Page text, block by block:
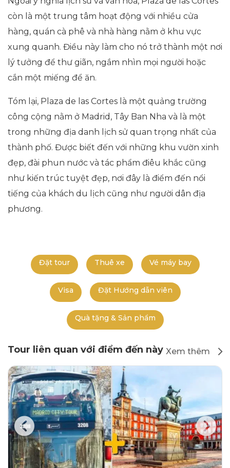
còn là một trung tâm hoạt động với nhiều cửa
hàng, quán cà phê và nhà hàng nằm ở khu vực
xung quanh. Điều này làm cho nó trở thành một nơi
lý tưởng để thư giãn, ngắm nhìn mọi người hoặc
cắn một miếng để ăn.
Tóm lại, Plaza de las Cortes là một quảng trường
công cộng nằm ở Madrid, Tây Ban Nha và là một
trong những địa danh lịch sử quan trọng nhất của
thành phố. Được biết đến với những khu vườn xinh
đẹp, đài phun nước và tác phẩm điêu khắc cũng
như kiến trúc tuyệt đẹp, nơi đây là điểm đến nổi
tiếng của khách du lịch cũng như người dân địa
phương.
Đặt tour Thuê xe Vé máy bay
Visa Đặt Hướng dẫn viên
Quà tặng & Sản phẩm
Tour liên quan với điểm đến này Xem thêm